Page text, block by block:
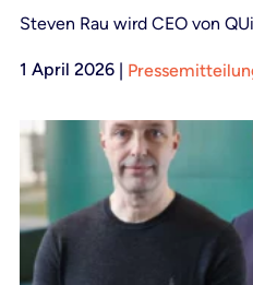
Steven Rau wird CEO von
1 April 2026 |